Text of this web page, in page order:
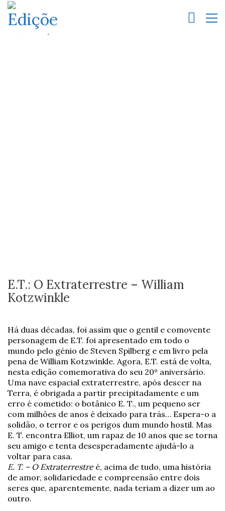
E.T.: O Extraterrestre – William
Kotzwinkle
Há duas décadas, foi assim que o gentil e comovente
personagem de E.T. foi apresentado em todo o
mundo pelo génio de Steven Spilberg e em livro pela
pena de William Kotzwinkle. Agora, E.T. está de volta,
nesta edição comemorativa do seu 20º aniversário.
Uma nave espacial extraterrestre, após descer na
Terra, é obrigada a partir precipitadamente e um
erro é cometido: o botânico E. T., um pequeno ser
com milhões de anos é deixado para trás… Espera-o a
solidão, o terror e os perigos dum mundo hostil. Mas
E. T. encontra Elliot, um rapaz de 10 anos que se torna
seu amigo e tenta desesperadamente ajudá-lo a
voltar para casa.
E. T. – O Extraterrestreé, acima de tudo, uma história
de amor, solidariedade e compreensão entre dois
seres que, aparentemente, nada teriam a dizer um ao
outro.